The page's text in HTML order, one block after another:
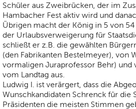
Schüler aus Zweibrücken, der im
Hambacher Fest aktiv wird und
Übrigen macht der König in 5 von
der Urlaubsverweigerung für
schließt er z.B. die gewählten
(den Fabrikanten Bestelmeyer), von
vormaligen Juraprofessor Behr) und
vom Landtag aus.
Ludwig I. ist verärgert, dass die
Wunschkandidaten Schrenck für die
Präsidenten die meisten Stimmen